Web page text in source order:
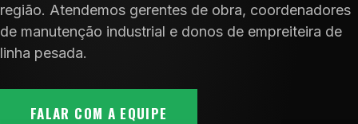
região. Atendemos gerentes de obra, coordenadores
de manutenção industrial e donos de empreiteira de
linha pesada.
FALAR COM A EQUIPE